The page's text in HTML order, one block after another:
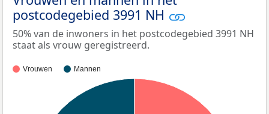
postcodegebied 3991 NH
50% van de inwoners in het postcodegebied 3991 NH
staat als vrouw geregistreerd.
Vrouwen Mannen